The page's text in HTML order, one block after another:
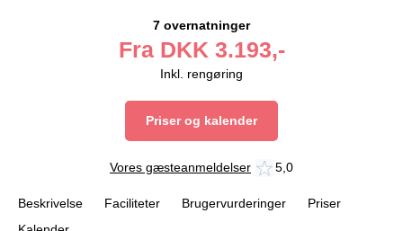
7 overnatninger
Fra DKK 3.193,-
Inkl. rengøring
Priser og kalender
Vores gæsteanmeldelser 5,0
Beskrivelse Faciliteter Brugervurderinger
Priser